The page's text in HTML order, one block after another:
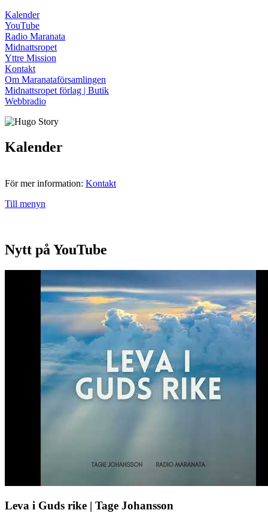
Kalender
YouTube
Radio Maranata
Midnattsropet
Yttre Mission
Kontakt
Om Maranataförsamlingen
Midnattsropet förlag | Butik
Webbradio
Kalender
För mer information: Kontakt
Till menyn
Nytt på YouTube
Leva i Guds rike | Tage Johansson